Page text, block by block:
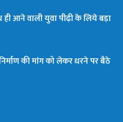
आने वाली युवा पीढ़ी के लिये बड़ा
की मांग को लेकर धरने पर बैठे